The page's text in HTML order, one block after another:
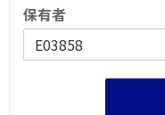
保有者